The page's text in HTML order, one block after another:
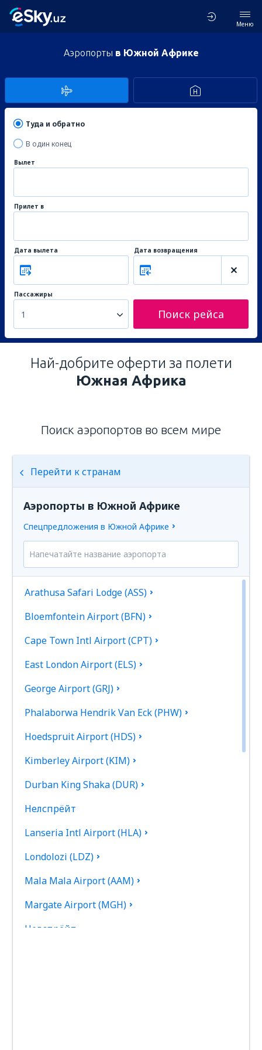
Меню
Аэропорты в Южной Африке
Туда и обратно
В один конец
Вылет
Прилет в
Дата вылета Дата возвращения
Пассажиры
1 Поиск рейса
Най-добрите оферти за полети
Южная Африка
Поиск аэропортов во всем мире
Перейти к странам
Аэропорты в Южной Африке
Спецпредложения в Южной Африке
Arathusa Safari Lodge (ASS)
Bloemfontein Airport (BFN)
Cape Town Intl Airport (CPT)
East London Airport (ELS)
George Airport (GRJ)
Phalaborwa Hendrik Van Eck (PHW)
Hoedspruit Airport (HDS)
Kimberley Airport (KIM)
Durban King Shaka (DUR)
Нелспрёйт
Lanseria Intl Airport (HLA)
Londolozi (LDZ)
Mala Mala Airport (AAM)
Margate Airport (MGH)
Нелспрёйт